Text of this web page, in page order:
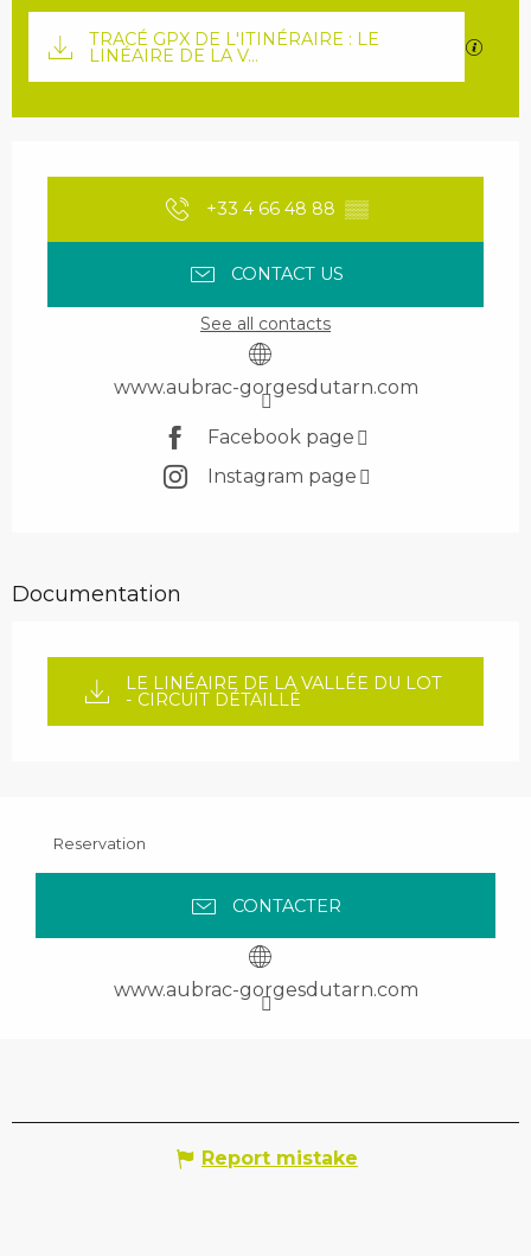
Documentation
TRACÉ GPX DE L'ITINÉRAIRE : LE
LINÉAIRE DE LA V... GPX
+33 4 66 48 88 ▒▒
CONTACT US
See all contacts
www.aubrac-gorgesdutarn.com
Facebook page
Instagram page
Documentation
LE LINÉAIRE DE LA VALLÉE DU LOT
- CIRCUIT DÉTAILLÉ
Reservation
CONTACTER
www.aubrac-gorgesdutarn.com
Report mistake